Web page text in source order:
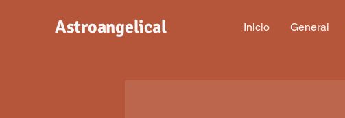
Astroangelical Inicio General